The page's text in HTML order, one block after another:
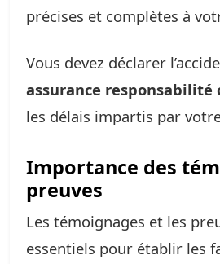
précises et complètes à
Vous devez déclarer
assurance responsabilité
les délais impartis par
Importance des
preuves
Les témoignages et les
essentiels pour établir les